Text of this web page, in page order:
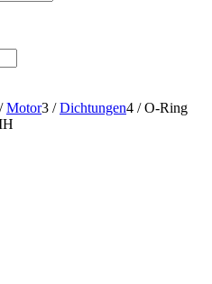
/ Motor3 / Dichtungen4 / O-Ring